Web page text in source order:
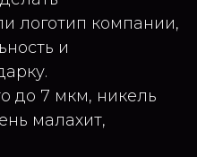
логотип компании,
и
до 7 мкм, никель
малахит,